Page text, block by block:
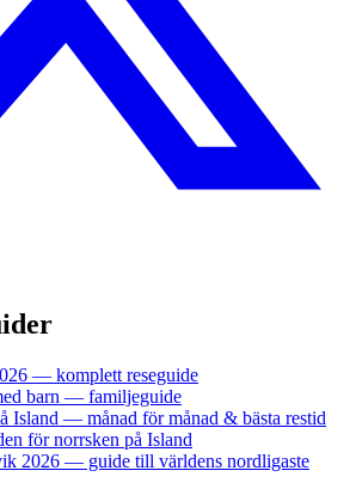
— komplett reseguide
barn — familjeguide
Island — månad för månad & bästa restid
för norrsken på Island
2026 — guide till världens nordligaste